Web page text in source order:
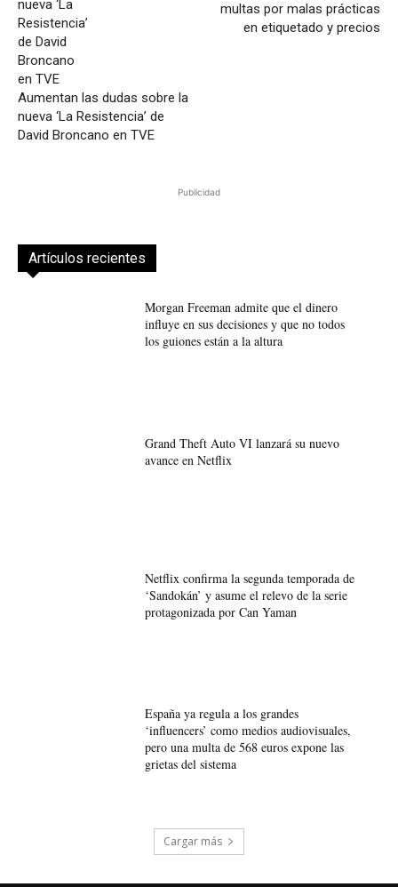
Aumentan las dudas sobre la
nueva ‘La Resistencia’ de
David Broncano en TVE
multas por malas prácticas
en etiquetado y precios
Publicidad
Artículos recientes
Morgan Freeman admite que el dinero
influye en sus decisiones y que no todos
los guiones están a la altura
Grand Theft Auto VI lanzará su nuevo
avance en Netflix
Netflix confirma la segunda temporada de
‘Sandokán’ y asume el relevo de la serie
protagonizada por Can Yaman
España ya regula a los grandes
‘influencers’ como medios audiovisuales,
pero una multa de 568 euros expone las
grietas del sistema
Cargar más